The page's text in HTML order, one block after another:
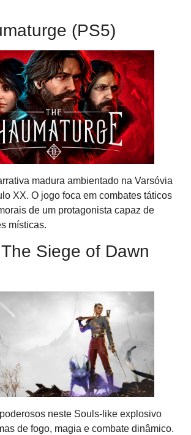
(PS5)
madura ambientado na Varsóvia
XX. O jogo foca em combates táticos
de um protagonista capaz de
místicas.
Siege of Dawn
neste Souls-like explosivo
de fogo, magia e combate dinâmico.